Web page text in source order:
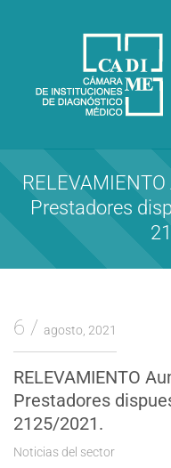
CA.DI.ME.
Cámara de Instituciones de
Prestadores
6 agosto, 2021
RELEVAMIENTO
Prestadores
2125/2021.
Noticias del sector